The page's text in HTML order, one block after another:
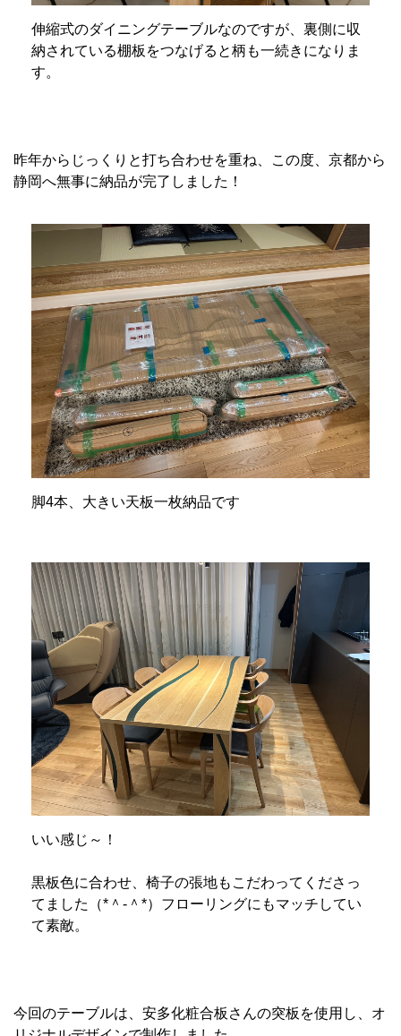
伸縮式のダイニングテーブルなのですが、裏側に収
納されている棚板をつなげると柄も一続きになりま
す。
昨年からじっくりと打ち合わせを重ね、この度、京都から
静岡へ無事に納品が完了しました！
脚4本、大きい天板一枚納品です
いい感じ～！
黒板色に合わせ、椅子の張地もこだわってくださっ
てました（*＾-＾*）フローリングにもマッチしてい
て素敵。
今回のテーブルは、安多化粧合板さんの突板を使用し、オ